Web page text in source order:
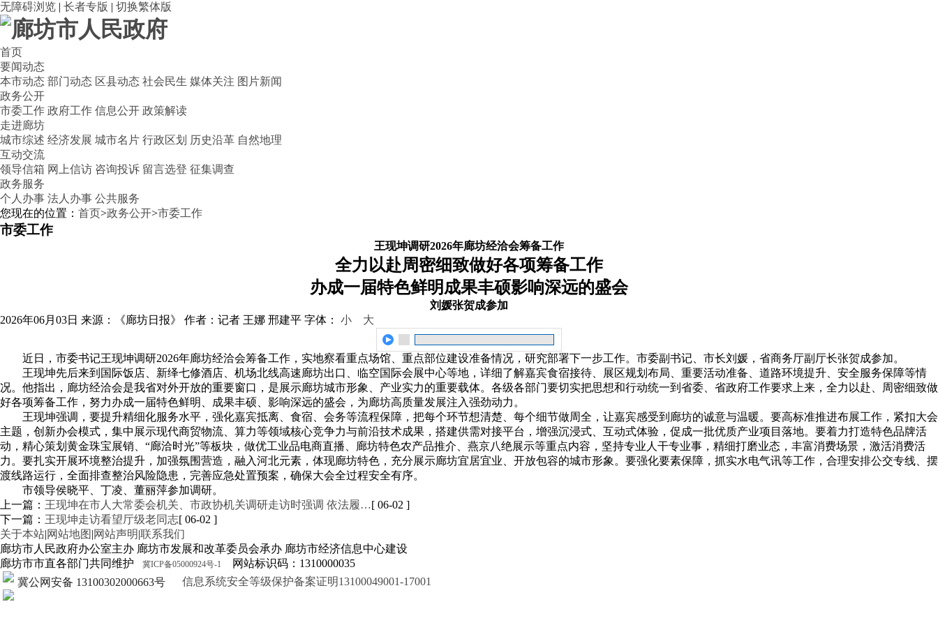
无障碍浏览 | 长者专版 | 切换繁体版
首页
要闻动态
本市动态 部门动态 区县动态 社会民生 媒体关注 图片新闻
政务公开
市委工作 政府工作 信息公开 政策解读
走进廊坊
城市综述 经济发展 城市名片 行政区划 历史沿革 自然地理
互动交流
领导信箱 网上信访 咨询投诉 留言选登 征集调查
政务服务
个人办事 法人办事 公共服务
您现在的位置： 首页>政务公开>市委工作
市委工作
王现坤调研2026年廊坊经洽会筹备工作
全力以赴周密细致做好各项筹备工作
办成一届特色鲜明成果丰硕影响深远的盛会
刘媛张贺成参加
2026年06月03日 来源：《廊坊日报》 作者：记者 王娜 邢建平 字体： 小 大
近日，市委书记王现坤调研2026年廊坊经洽会筹备工作，实地察看重点场馆、重点部位建设准备情况，研究部署下一步工作。市委副书记、市长刘媛，省商务厅副厅长张贺成参加。
王现坤先后来到国际饭店、新绎七修酒店、机场北线高速廊坊出口、临空国际会展中心等地，详细了解嘉宾食宿接待、展区规划布局、重要活动准备、道路环境提升、安全服务保障等情
况。他指出，廊坊经洽会是我省对外开放的重要窗口，是展示廊坊城市形象、产业实力的重要载体。各级各部门要切实把思想和行动统一到省委、省政府工作要求上来，全力以赴、周密细致做
好各项筹备工作，努力办成一届特色鲜明、成果丰硕、影响深远的盛会，为廊坊高质量发展注入强劲动力。
王现坤强调，要提升精细化服务水平，强化嘉宾抵离、食宿、会务等流程保障，把每个环节想清楚、每个细节做周全，让嘉宾感受到廊坊的诚意与温暖。要高标准推进布展工作，紧扣大会
主题，创新办会模式，集中展示现代商贸物流、算力等领域核心竞争力与前沿技术成果，搭建供需对接平台，增强沉浸式、互动式体验，促成一批优质产业项目落地。要着力打造特色品牌活
动，精心策划黄金珠宝展销、“廊洽时光”等板块，做优工业品电商直播、廊坊特色农产品推介、燕京八绝展示等重点内容，坚持专业人干专业事，精细打磨业态，丰富消费场景，激活消费活
力。要扎实开展环境整治提升，加强氛围营造，融入河北元素，体现廊坊特色，充分展示廊坊宜居宜业、开放包容的城市形象。要强化要素保障，抓实水电气讯等工作，合理安排公交专线、摆
渡线路运行，全面排查整治风险隐患，完善应急处置预案，确保大会全过程安全有序。
市领导侯晓平、丁凌、董丽萍参加调研。
上一篇： 王现坤在市人大常委会机关、市政协机关调研走访时强调 依法履…[ 06-02 ]
下一篇： 王现坤走访看望厅级老同志[ 06-02 ]
关于本站|网站地图 |网站声明|联系我们
廊坊市人民政府办公室主办 廊坊市发展和改革委员会承办 廊坊市经济信息中心建设
廊坊市市直各部门共同维护
冀ICP备05000924号-1
网站标识码：1310000035
冀公网安备 13100302000663号
信息系统安全等级保护备案证明13100049001-17001